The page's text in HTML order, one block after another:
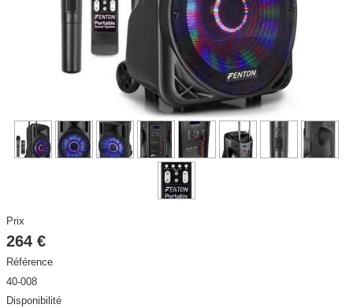
Prix
264 €
Référence
40-008
Disponibilité